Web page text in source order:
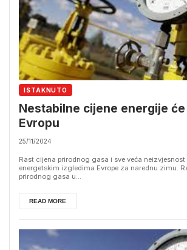
ISTAKNUTO
Nestabilne cijene energije
Evropu
25/11/2024
Rast cijena prirodnog gasa i sve veća
energetskim izgledima Evrope za narednu zimu.
prirodnog gasa u...
READ MORE